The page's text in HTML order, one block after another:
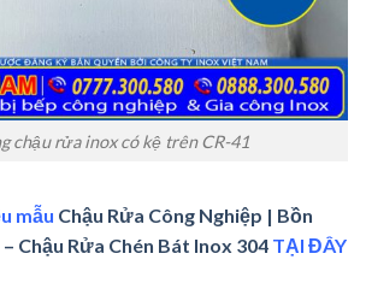
chậu rửa inox có kệ trên CR-41
mẫu Chậu Rửa Công Nghiệp | Bồn
Chậu Rửa Chén Bát Inox 304 TẠI ĐÂY